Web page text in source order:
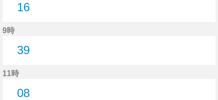
16
9時
39
11時
08